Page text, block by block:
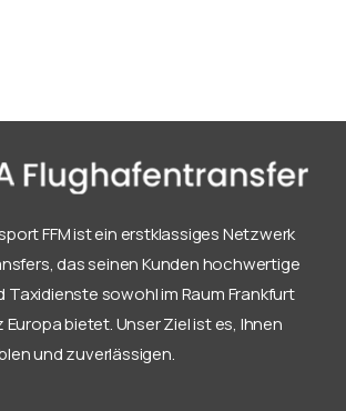
FFM ist ein erstklassiges Netzwerk
das seinen Kunden hochwertige
Taxidienste sowohl im Raum Frankfurt
bietet. Unser Ziel ist es, Ihnen
und zuverlässigen.